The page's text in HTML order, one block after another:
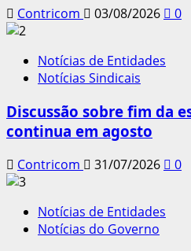
Contricom 03/08/2026 0
Notícias de Entidades
Notícias Sindicais
Discussão sobre fim da
continua em agosto
Contricom 31/07/2026 0
Notícias de Entidades
Notícias do Governo